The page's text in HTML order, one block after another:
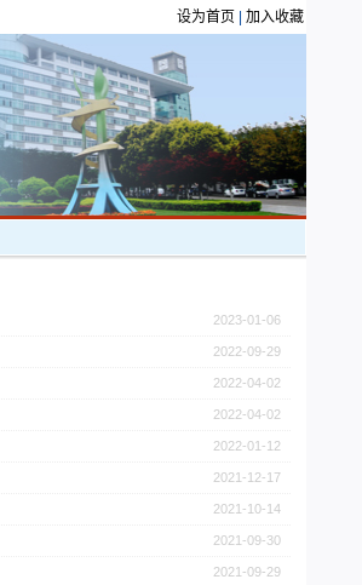
设为首页 加入收藏
2023-01-06
2022-09-29
2022-04-02
2022-04-02
2022-01-12
2021-12-17
2021-10-14
2021-09-30
2021-09-29